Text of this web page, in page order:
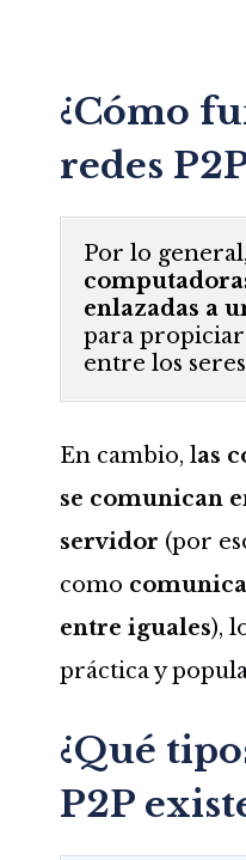
¿Cómo
redes
Por lo general,
enlazadas a
para
entre los
En cambio, las
se comunican
servidor (por
como
entre iguales),
práctica y
¿Qué
P2P